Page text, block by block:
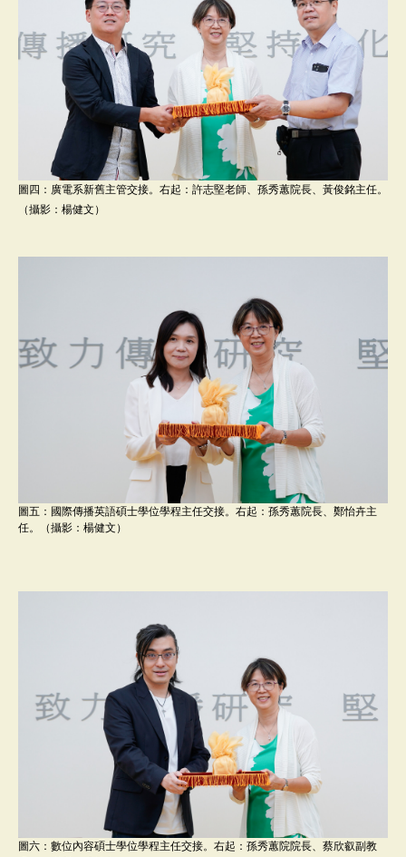
圖四：廣電系新舊主管交接。右起：許志堅老師、孫秀蕙院長、黃俊銘主任。
（攝影：楊健文）
圖五：國際傳播英語碩士學位學程主任交接。右起：孫秀蕙院長、鄭怡卉主
任。（攝影：楊健文）
圖六：數位內容碩士學位學程主任交接。右起：孫秀蕙院院長、蔡欣叡副教